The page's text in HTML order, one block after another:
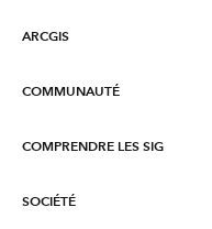
ARCGIS
Vue d’ensemble d’ArcGIS
COMMUNAUTÉ
Esri Community
COMPRENDRE LES SIG
Qu’est-ce qu’un SIG ?
SOCIÉTÉ